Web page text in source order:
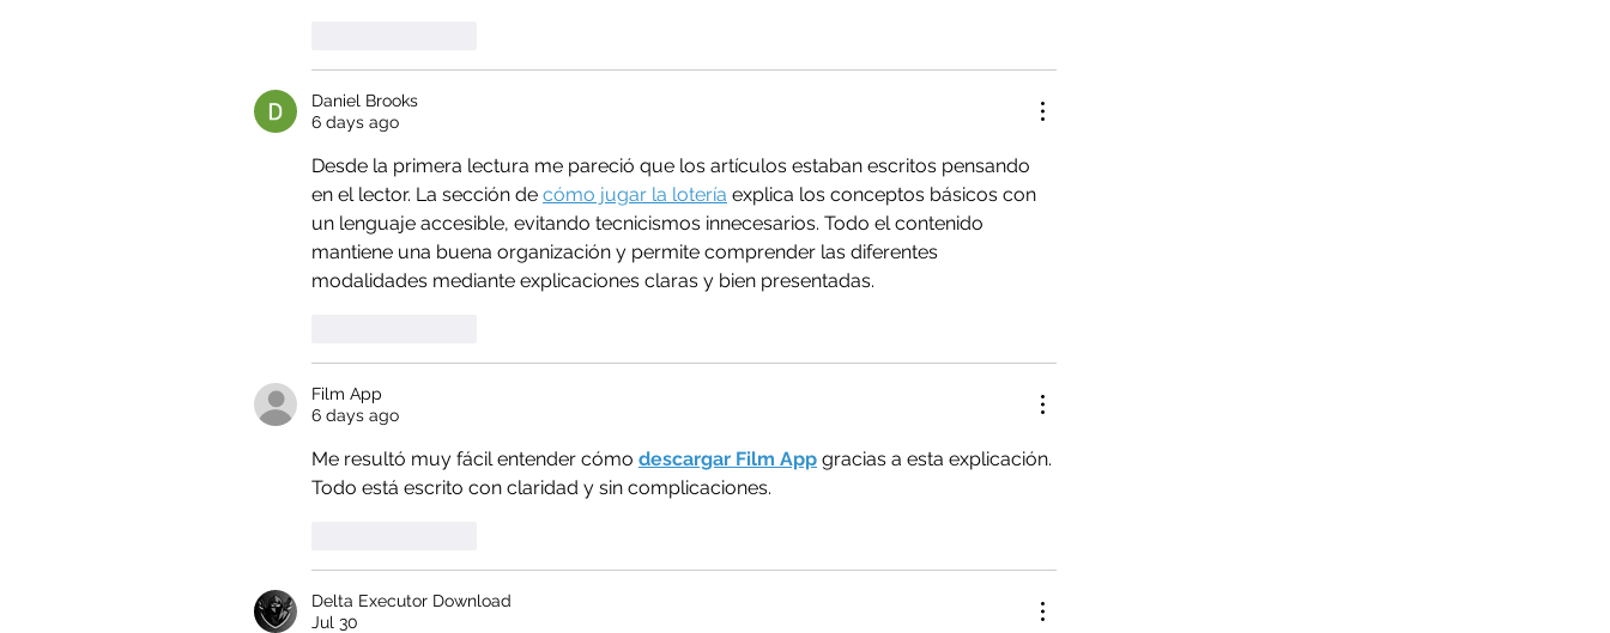
Daniel Brooks
6 days ago
Desde la primera lectura me pareció que los artículos estaban escritos pensando
en el lector. La sección de cómo jugar la lotería explica los conceptos básicos con
un lenguaje accesible, evitando tecnicismos innecesarios. Todo el contenido
mantiene una buena organización y permite comprender las diferentes
modalidades mediante explicaciones claras y bien presentadas.
Film App
6 days ago
Me resultó muy fácil entender cómo descargar Film App gracias a esta explicación.
Todo está escrito con claridad y sin complicaciones.
Delta Executor Download
Jul 30